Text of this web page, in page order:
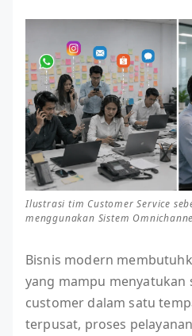
Ilustrasi tim Customer Service
menggunakan Sistem
Bisnis modern
yang mampu menyatukan
customer dalam satu
terpusat, proses